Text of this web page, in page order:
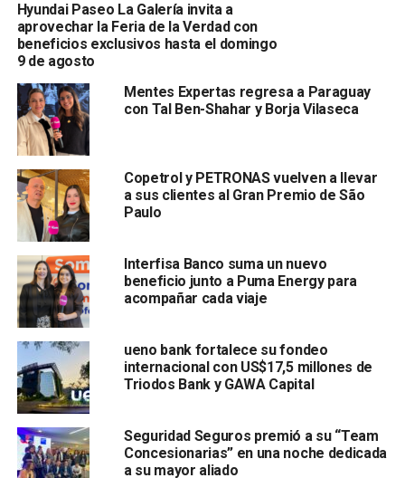
Hyundai Paseo La Galería invita a
aprovechar la Feria de la Verdad con
beneficios exclusivos hasta el domingo
9 de agosto
Mentes Expertas regresa a Paraguay
con Tal Ben-Shahar y Borja Vilaseca
Copetrol y PETRONAS vuelven a llevar
a sus clientes al Gran Premio de São
Paulo
Interfisa Banco suma un nuevo
beneficio junto a Puma Energy para
acompañar cada viaje
ueno bank fortalece su fondeo
internacional con US$17,5 millones de
Triodos Bank y GAWA Capital
Seguridad Seguros premió a su “Team
Concesionarias” en una noche dedicada
a su mayor aliado